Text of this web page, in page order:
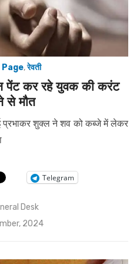
,रेवती
कर रहे युवक की करंट
से मौत
शुक्ल ने शव को कब्जे में लेकर
Telegram
Desk
2024